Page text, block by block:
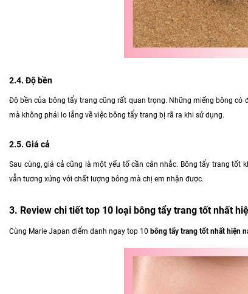
2.4. Độ bền
Độ bền của bông tẩy trang cũng rất quan trọng. Những miếng bông
mà không phải lo lắng về việc bông tẩy trang bị rã ra khi sử dụng.
2.5. Giá cả
Sau cùng, giá cả cũng là một yếu tố cần cân nhắc. Bông tẩy trang
vẫn tương xứng với chất lượng bông mà chị em nhận được.
3. Review chi tiết top 10 loại bông tẩy trang tốt nhất
Cùng Marie Japan điểm danh ngay top 10 bông tẩy trang tốt nhất hiện